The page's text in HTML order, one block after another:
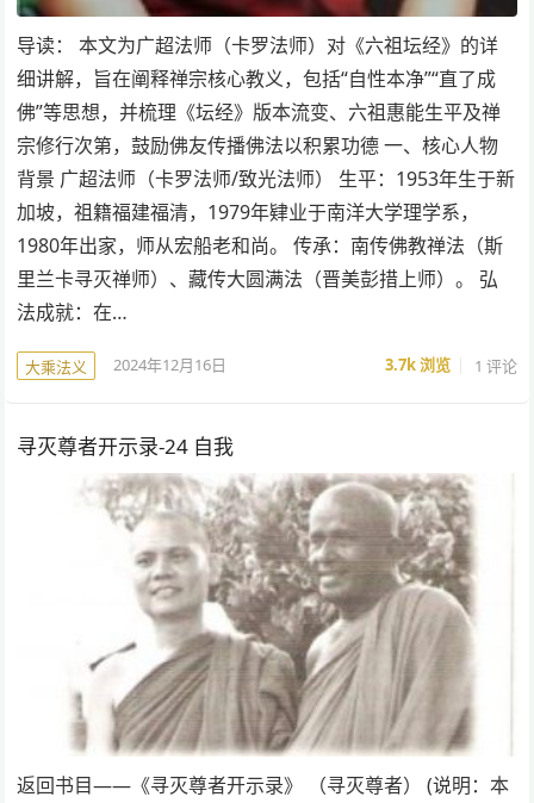
导读： 本文为广超法师（卡罗法师）对《六祖坛经》的详
细讲解，旨在阐释禅宗核心教义，包括“自性本净”“直了成
佛”等思想，并梳理《坛经》版本流变、六祖惠能生平及禅
宗修行次第，鼓励佛友传播佛法以积累功德 一、核心人物
背景 广超法师（卡罗法师/致光法师） 生平：1953年生于新
加坡，祖籍福建福清，1979年肄业于南洋大学理学系，
1980年出家，师从宏船老和尚。 传承：南传佛教禅法（斯
里兰卡寻灭禅师）、藏传大圆满法（晋美彭措上师）。 弘
法成就：在…
大乘法义 2024年12月16日 3.7k浏览 1 评论
寻灭尊者开示录-24 自我
返回书目——《寻灭尊者开示录》 （寻灭尊者） (说明：本